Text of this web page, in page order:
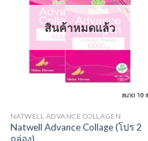
สินค้าหมดแล้ว
NATWELL ADVANCE COLLAGEN
Natwell Advance Collage (โปร 2